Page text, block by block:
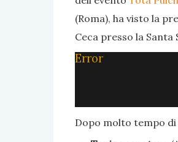
(Roma), ha visto la
Ceca presso la Santa
Error
Dopo molto tempo